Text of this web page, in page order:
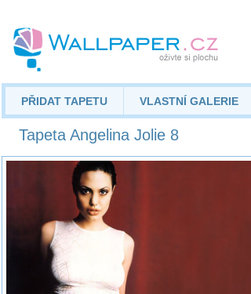
PŘIDAT TAPETU VLASTNÍ GALERIE
Tapeta Angelina Jolie 8